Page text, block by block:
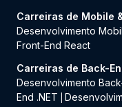
Carreiras de Mobile
Desenvolvimento
Front-End React
Carreiras de Back-
Desenvolvimento
End .NET